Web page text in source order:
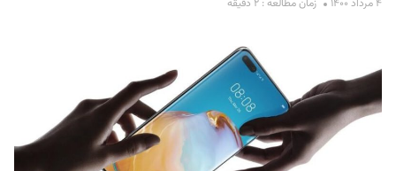
۴ مرداد ۱۴۰۰ زمان مطالعه : ۲ دقیقه